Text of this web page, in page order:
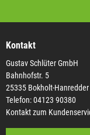
Kontakt
Gustav Schlüter GmbH
Bahnhofstr. 5
25335 Bokholt-Hanredder
Telefon: 04123 90380
Kontakt zum